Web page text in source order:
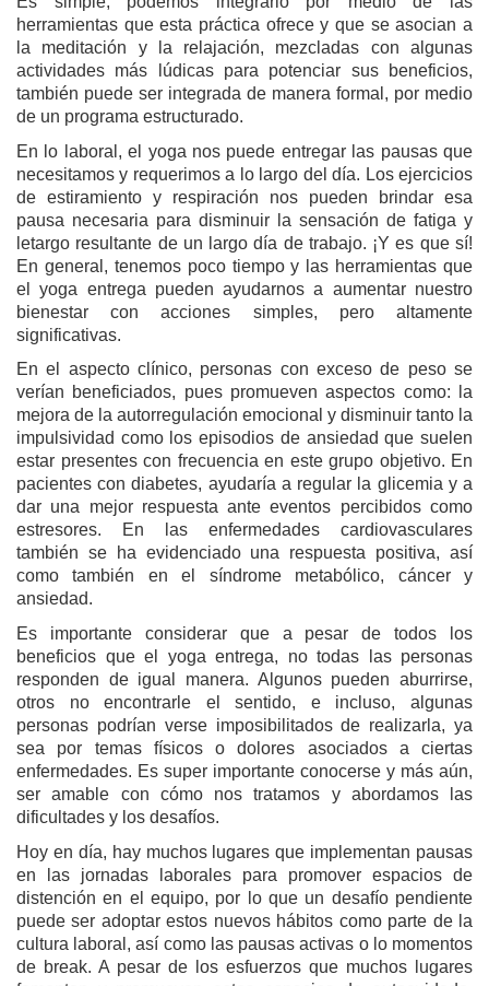
herramientas que esta práctica ofrece y que se asocian a
la meditación y la relajación, mezcladas con algunas
actividades más lúdicas para potenciar sus beneficios,
también puede ser integrada de manera formal, por medio
de un programa estructurado.
En lo laboral, el yoga nos puede entregar las pausas que
necesitamos y requerimos a lo largo del día. Los ejercicios
de estiramiento y respiración nos pueden brindar esa
pausa necesaria para disminuir la sensación de fatiga y
letargo resultante de un largo día de trabajo. ¡Y es que sí!
En general, tenemos poco tiempo y las herramientas que
el yoga entrega pueden ayudarnos a aumentar nuestro
bienestar con acciones simples, pero altamente
significativas.
En el aspecto clínico, personas con exceso de peso se
verían beneficiados, pues promueven aspectos como: la
mejora de la autorregulación emocional y disminuir tanto la
impulsividad como los episodios de ansiedad que suelen
estar presentes con frecuencia en este grupo objetivo. En
pacientes con diabetes, ayudaría a regular la glicemia y a
dar una mejor respuesta ante eventos percibidos como
estresores. En las enfermedades cardiovasculares
también se ha evidenciado una respuesta positiva, así
como también en el síndrome metabólico, cáncer y
ansiedad.
Es importante considerar que a pesar de todos los
beneficios que el yoga entrega, no todas las personas
responden de igual manera. Algunos pueden aburrirse,
otros no encontrarle el sentido, e incluso, algunas
personas podrían verse imposibilitados de realizarla, ya
sea por temas físicos o dolores asociados a ciertas
enfermedades. Es super importante conocerse y más aún,
ser amable con cómo nos tratamos y abordamos las
dificultades y los desafíos.
Hoy en día, hay muchos lugares que implementan pausas
en las jornadas laborales para promover espacios de
distención en el equipo, por lo que un desafío pendiente
puede ser adoptar estos nuevos hábitos como parte de la
cultura laboral, así como las pausas activas o lo momentos
de break. A pesar de los esfuerzos que muchos lugares